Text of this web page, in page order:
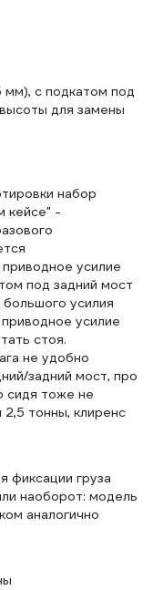
мм), с подкатом под
для замены
набор
кейсе" -
усилие
под задний мост
усилия
усилие
стоя.
не удобно
задний мост, про
сидя тоже не
тонны, клиренс
фиксации груза
наоборот: модель
аналогично